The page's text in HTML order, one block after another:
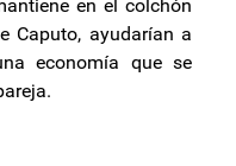
en el colchón
Caputo, ayudarían a
economía que se